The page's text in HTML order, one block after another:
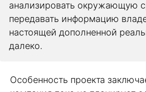
анализировать окружающую
передавать информацию
настоящей дополненной
далеко.
Особенность проекта